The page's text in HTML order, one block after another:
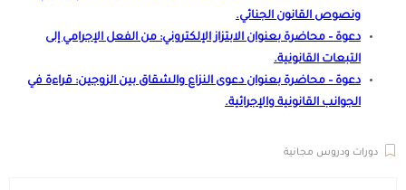
ونصوص القانون الجنائي.
دعوة – محاضرة بعنوان الابتزاز الإلكتروني: من الفعل الإجرامي إلى
التبعات القانونية.
دعوة – محاضرة بعنوان دعوى النزاع والشقاق بين الزوجين: قراءة في
الجوانب القانونية والإجرائية.
دورات ودروس مجانية